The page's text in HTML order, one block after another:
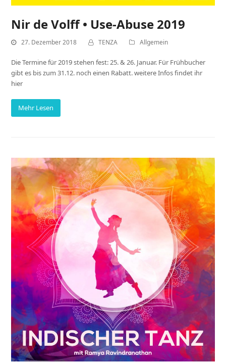
Nir de Volff • Use-Abuse 2019
27. Dezember 2018 TENZA Allgemein
Die Termine für 2019 stehen fest: 25. & 26. Januar. Für Frühbucher
gibt es bis zum 31.12. noch einen Rabatt. weitere Infos findet ihr
hier
Mehr Lesen